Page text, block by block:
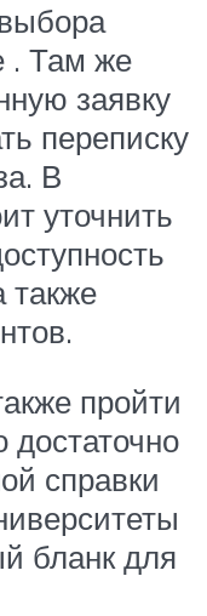
. Там же
заявку
переписку
В
уточнить
также
пройти
достаточно
справки
бланк для